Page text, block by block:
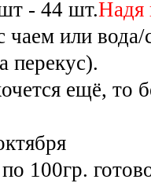
- 44 шт.Надя
или вода/
перекус).
ещё, то
100гр.